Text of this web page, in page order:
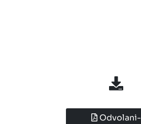
Odvolani-